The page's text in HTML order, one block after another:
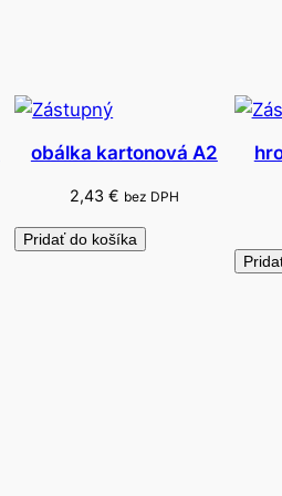
á
e
s
obálka kartonová A2
2,43 € bez DPH
Pridať do košíka